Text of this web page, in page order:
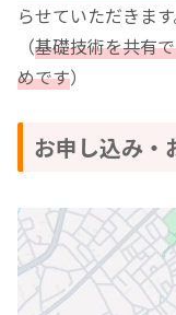
らせていただきます
（基礎技術を共有
めです）
お申し込み・